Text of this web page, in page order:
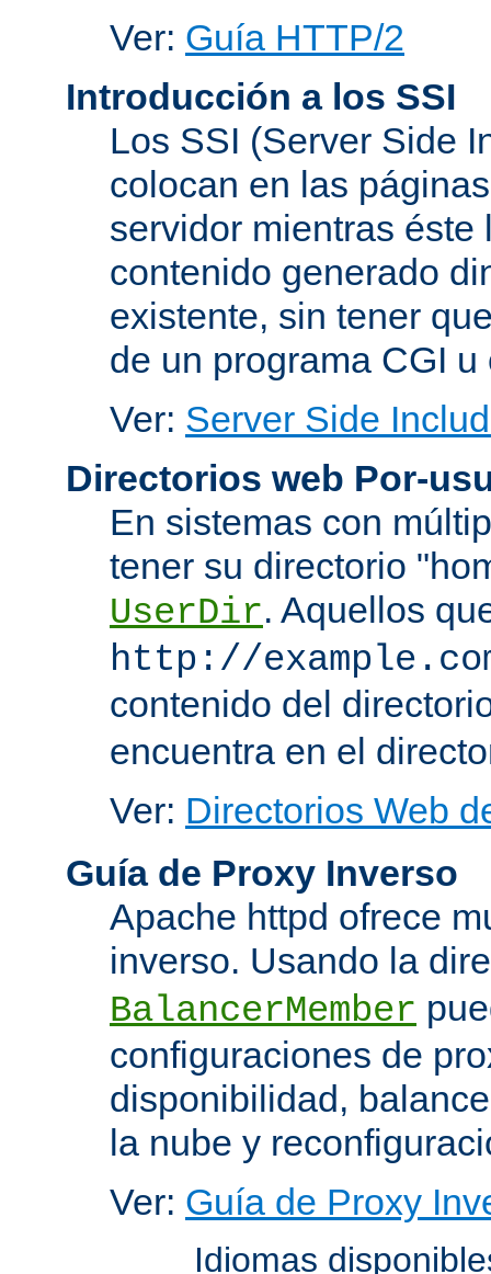
Ver: Guía HTTP/2
Introducción a los SSI
Los SSI (Server Side
colocan en las
servidor mientras
contenido generado
existente, sin tener
de un programa CGI
Ver: Server Side
Directorios web Por-
En sistemas con
tener su directorio
UserDir. Aquellos
http://
contenido del
encuentra en el
Ver: Directorios Web
Guía de Proxy Inverso
Apache httpd ofrece
inverso. Usando la
BalancerMember
configuraciones de
disponibilidad,
la nube y
Ver: Guía de Proxy
Idiomas